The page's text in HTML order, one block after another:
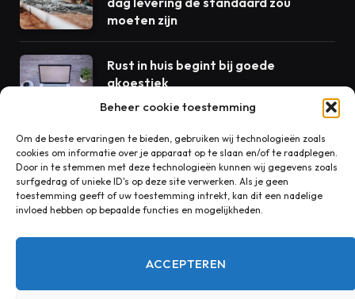
Beheer cookie toestemming
Om de beste ervaringen te bieden, gebruiken wij technologieën zoals
cookies om informatie over je apparaat op te slaan en/of te raadplegen.
Door in te stemmen met deze technologieën kunnen wij gegevens zoals
surfgedrag of unieke ID's op deze site verwerken. Als je geen
toestemming geeft of uw toestemming intrekt, kan dit een nadelige
invloed hebben op bepaalde functies en mogelijkheden.
ACCEPTEREN
moeten zijn
Rust in huis begint bij goede
akoestiek
CONTACT
Heeft u een vraag, suggestie of opmerking over onze